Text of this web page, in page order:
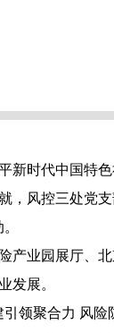
新时代中国特
，风控三处党
产业园展厅、
发展。
领聚合力 风